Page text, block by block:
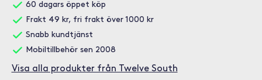
60 dagars öppet köp
Frakt 49 kr, fri frakt över 1000 kr
Snabb kundtjänst
Mobiltillbehör sen 2008
Visa alla produkter från Twelve South